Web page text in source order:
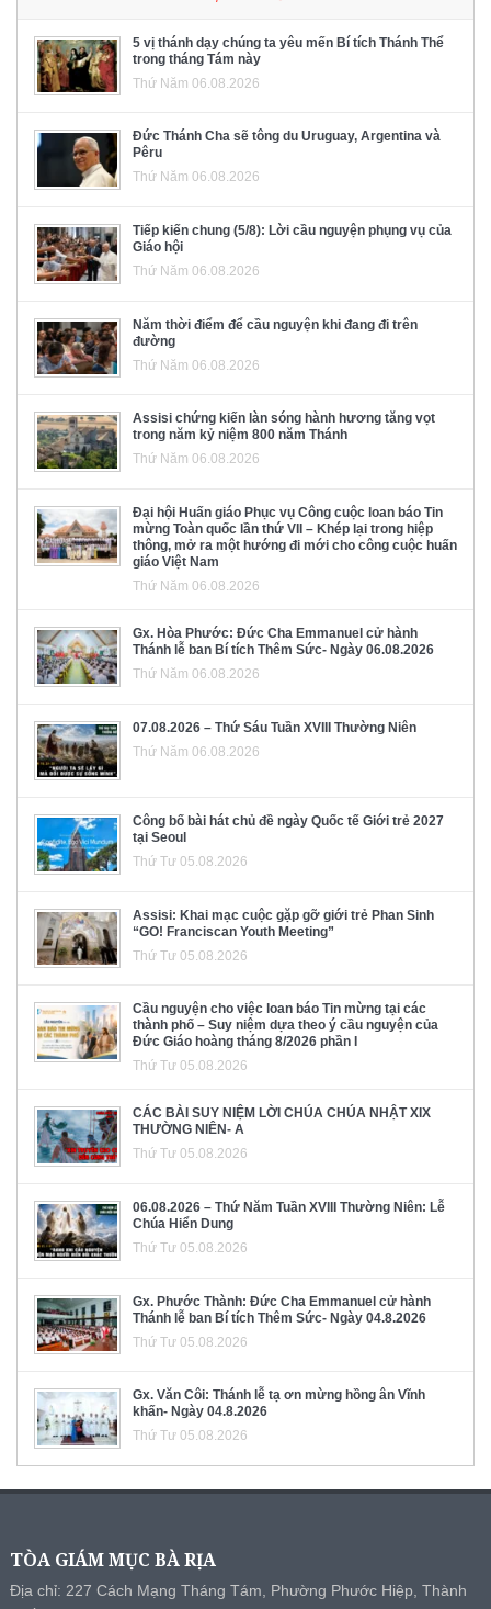
5 vị thánh dạy chúng ta yêu mến Bí tích Thánh Thể
trong tháng Tám này
Thứ Năm 06.08.2026
Đức Thánh Cha sẽ tông du Uruguay, Argentina và
Pêru
Thứ Năm 06.08.2026
Tiếp kiến chung (5/8): Lời cầu nguyện phụng vụ của
Giáo hội
Thứ Năm 06.08.2026
Năm thời điểm để cầu nguyện khi đang đi trên
đường
Thứ Năm 06.08.2026
Assisi chứng kiến làn sóng hành hương tăng vọt
trong năm kỷ niệm 800 năm Thánh
Thứ Năm 06.08.2026
Đại hội Huấn giáo Phục vụ Công cuộc loan báo Tin
mừng Toàn quốc lần thứ VII – Khép lại trong hiệp
thông, mở ra một hướng đi mới cho công cuộc huấn
giáo Việt Nam
Thứ Năm 06.08.2026
Gx. Hòa Phước: Đức Cha Emmanuel cử hành
Thánh lễ ban Bí tích Thêm Sức- Ngày 06.08.2026
Thứ Năm 06.08.2026
07.08.2026 – Thứ Sáu Tuần XVIII Thường Niên
Thứ Năm 06.08.2026
Công bố bài hát chủ đề ngày Quốc tế Giới trẻ 2027
tại Seoul
Thứ Tư 05.08.2026
Assisi: Khai mạc cuộc gặp gỡ giới trẻ Phan Sinh
“GO! Franciscan Youth Meeting”
Thứ Tư 05.08.2026
Cầu nguyện cho việc loan báo Tin mừng tại các
thành phố – Suy niệm dựa theo ý cầu nguyện của
Đức Giáo hoàng tháng 8/2026 phần I
Thứ Tư 05.08.2026
CÁC BÀI SUY NIỆM LỜI CHÚA CHÚA NHẬT XIX
THƯỜNG NIÊN- A
Thứ Tư 05.08.2026
06.08.2026 – Thứ Năm Tuần XVIII Thường Niên: Lễ
Chúa Hiển Dung
Thứ Tư 05.08.2026
Gx. Phước Thành: Đức Cha Emmanuel cử hành
Thánh lễ ban Bí tích Thêm Sức- Ngày 04.8.2026
Thứ Tư 05.08.2026
Gx. Văn Côi: Thánh lễ tạ ơn mừng hồng ân Vĩnh
khấn- Ngày 04.8.2026
Thứ Tư 05.08.2026
TÒA GIÁM MỤC BÀ RỊA
Địa chỉ: 227 Cách Mạng Tháng Tám, Phường Phước Hiệp, Thành